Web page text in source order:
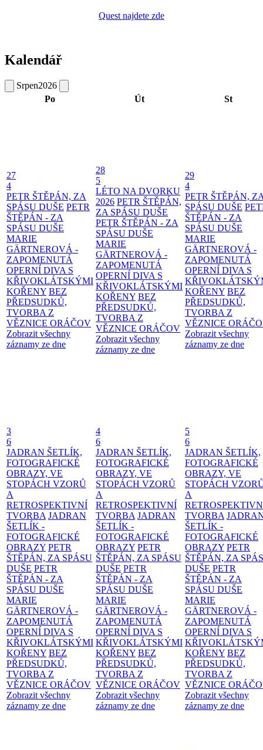
Quest najdete zde
Kalendář
Srpen2026
Po
Út St
27
4
PETR ŠTĚPÁN, ZA
SPÁSU DUŠE PETR
ŠTĚPÁN - ZA
SPÁSU DUŠE
MARIE
GÄRTNEROVÁ -
ZAPOMENUTÁ
OPERNÍ DIVA S
KŘIVOKLÁTSKÝMI
KOŘENY BEZ
PŘEDSUDKŮ,
TVORBA Z
VĚZNICE ORÁČOV
Zobrazit všechny
záznamy ze dne
28
5
LÉTO NA DVORKU
2026 PETR ŠTĚPÁN,
ZA SPÁSU DUŠE
PETR ŠTĚPÁN - ZA
SPÁSU DUŠE
MARIE
GÄRTNEROVÁ -
ZAPOMENUTÁ
OPERNÍ DIVA S
KŘIVOKLÁTSKÝMI
KOŘENY BEZ
PŘEDSUDKŮ,
TVORBA Z
VĚZNICE ORÁČOV
Zobrazit všechny
záznamy ze dne
29
4
PETR ŠTĚPÁN,
SPÁSU DUŠE
ŠTĚPÁN - ZA
SPÁSU DUŠE
MARIE
GÄRTNEROVÁ -
ZAPOMENUTÁ
OPERNÍ DIVA S
KOŘENY BEZ
PŘEDSUDKŮ,
TVORBA Z
VĚZNICE
Zobrazit všechny
záznamy ze dne
3
6
JADRAN ŠETLÍK,
FOTOGRAFICKÉ
OBRAZY, VE
STOPÁCH VZORŮ
A
RETROSPEKTIVNÍ
TVORBA JADRAN
ŠETLÍK -
FOTOGRAFICKÉ
OBRAZY PETR
ŠTĚPÁN, ZA SPÁSU
DUŠE PETR
ŠTĚPÁN - ZA
SPÁSU DUŠE
MARIE
GÄRTNEROVÁ -
ZAPOMENUTÁ
OPERNÍ DIVA S
KŘIVOKLÁTSKÝMI
KOŘENY BEZ
PŘEDSUDKŮ,
TVORBA Z
VĚZNICE ORÁČOV
Zobrazit všechny
záznamy ze dne
4
6
JADRAN ŠETLÍK,
FOTOGRAFICKÉ
OBRAZY, VE
STOPÁCH VZORŮ
A
RETROSPEKTIVNÍ
TVORBA JADRAN
ŠETLÍK -
FOTOGRAFICKÉ
OBRAZY PETR
ŠTĚPÁN, ZA SPÁSU
DUŠE PETR
ŠTĚPÁN - ZA
SPÁSU DUŠE
MARIE
GÄRTNEROVÁ -
ZAPOMENUTÁ
OPERNÍ DIVA S
KŘIVOKLÁTSKÝMI
KOŘENY BEZ
PŘEDSUDKŮ,
TVORBA Z
VĚZNICE ORÁČOV
Zobrazit všechny
záznamy ze dne
5
6
JADRAN ŠETLÍK,
FOTOGRAFICKÉ
OBRAZY, VE
STOPÁCH
A
TVORBA
ŠETLÍK -
FOTOGRAFICKÉ
OBRAZY PETR
ŠTĚPÁN, ZA
DUŠE PETR
ŠTĚPÁN - ZA
SPÁSU DUŠE
MARIE
GÄRTNEROVÁ -
ZAPOMENUTÁ
OPERNÍ DIVA S
KOŘENY BEZ
PŘEDSUDKŮ,
TVORBA Z
VĚZNICE
Zobrazit všechny
záznamy ze dne